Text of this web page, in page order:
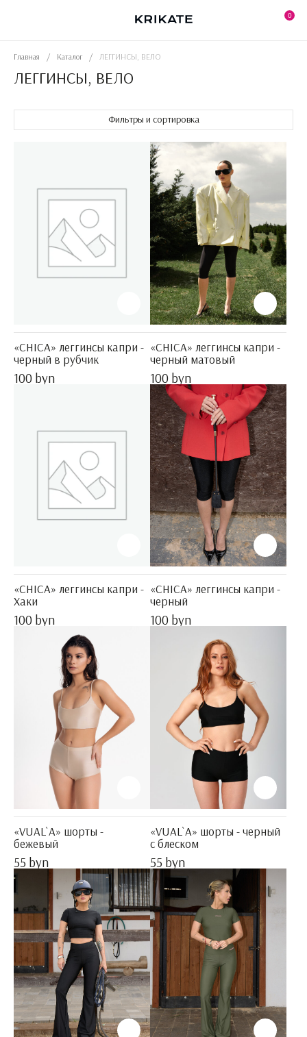
content
0
Главная / Каталог / ЛЕГГИНСЫ, ВЕЛО
ЛЕГГИНСЫ, ВЕЛО
Фильтры и сортировка
«CHICA» леггинсы капри -
черный в рубчик
100 byn
«CHICA» леггинсы капри -
черный матовый
100 byn
«CHICA» леггинсы капри -
Хаки
100 byn
«CHICA» леггинсы капри -
черный
100 byn
«VUAL`A» шорты -
бежевый
55 byn
«VUAL`A» шорты - черный
с блеском
55 byn